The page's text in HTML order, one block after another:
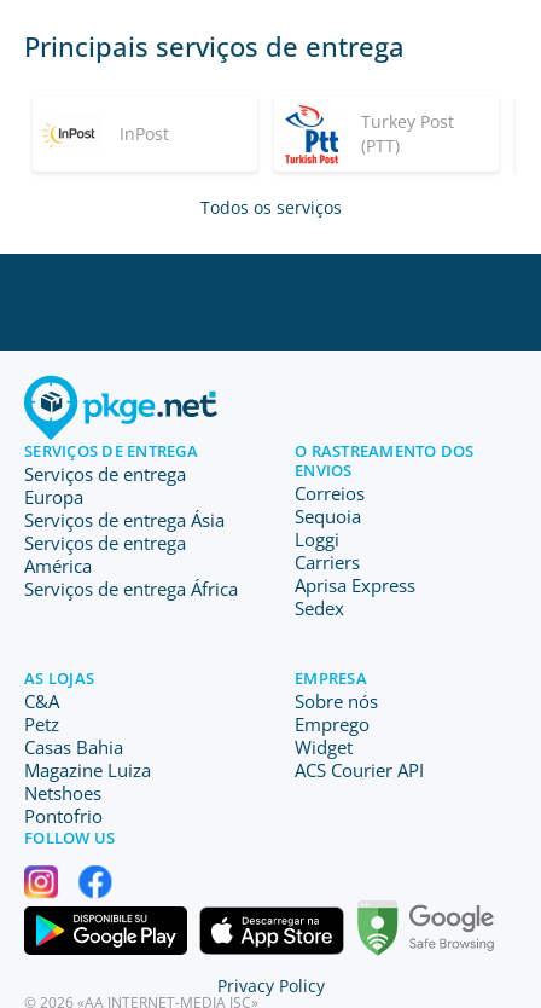
Principais serviços de entrega
InPost
Turkey Post
(PTT)
Todos os serviços
SERVIÇOS DE ENTREGA
Serviços de entrega
Europa
Serviços de entrega Ásia
Serviços de entrega
América
Serviços de entrega África
O RASTREAMENTO DOS
ENVIOS
Correios
Sequoia
Loggi
Carriers
Aprisa Express
Sedex
AS LOJAS
C&A
Petz
Casas Bahia
Magazine Luiza
Netshoes
Pontofrio
EMPRESA
Sobre nós
Emprego
Widget
ACS Courier API
FOLLOW US
© 2026 «AA INTERNET-MEDIA JSC»
Privacy Policy